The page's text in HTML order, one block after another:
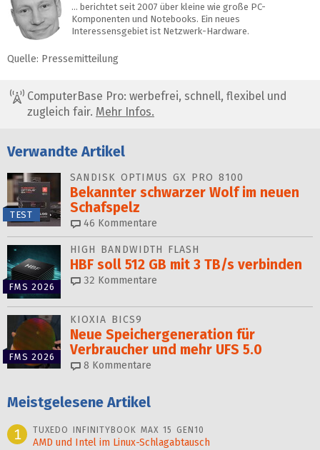
… berichtet seit 2007 über kleine wie große PC-
Komponenten und Notebooks. Ein neues
Interessensgebiet ist Netzwerk-Hardware.
Quelle: Pressemitteilung
ComputerBase Pro: werbefrei, schnell, flexibel und
zugleich fair. Mehr Infos.
Verwandte Artikel
TEST
SANDISK OPTIMUS GX PRO 8100
Bekannter schwarzer Wolf im neuen
Schafspelz
46 Kommentare
FMS 2026
HIGH BANDWIDTH FLASH
HBF soll 512 GB mit 3 TB/s verbinden
32 Kommentare
FMS 2026
KIOXIA BICS9
Neue Speichergen­eration für
Verbraucher und mehr UFS 5.0
8 Kommentare
Meistgelesene Artikel
1
TUXEDO INFINITYBOOK MAX 15 GEN10
AMD und Intel im Linux-Schlagabtausch